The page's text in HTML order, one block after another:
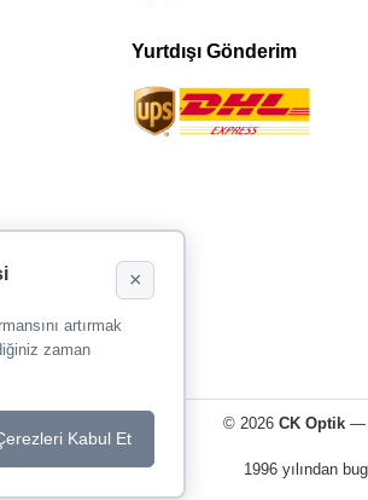
Yurtdışı Gönderim
© 2026CK Optik —
1996 yılından
×
artırmak
zaman
Kabul Et